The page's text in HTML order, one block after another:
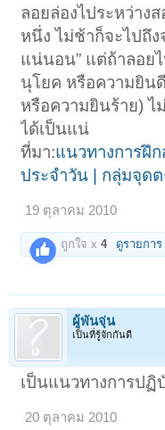
ลอยล่องไประหว่าง
หนึ่ง ไม่ช้าก็จะไปถึ
แน่นอน” แต่ถ้าลอย
นุโยค หรือความยิน
หรือความยินร้าย) ไ
ได้เป็นแน่
ที่มา:แนวทางการฝึ
ประจำวัน | กลุ่มจุดต
19 ตุลาคม 2010
ถูกใจ x4 ดูรายการ
ผู้พันจุ่น
เป็นที่รู้จักกันดี
เป็นแนวทางการปฏิ
20 ตุลาคม 2010